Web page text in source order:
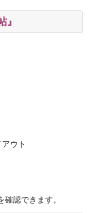
』
ウト
確認できます。